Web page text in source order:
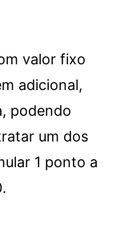
valor fixo
adicional,
podendo
um dos
1 ponto a